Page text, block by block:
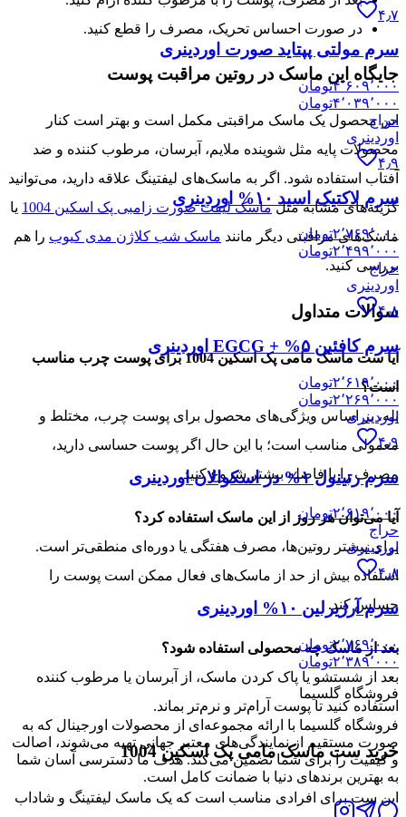
در صورت احساس تحریک، مصرف را قطع کنید.
جایگاه این ماسک در روتین مراقبت پوست
این محصول یک ماسک مراقبتی مکمل است و بهتر است کنار
محصولات پایه مثل شوینده ملایم، آبرسان، مرطوب کننده و ضد
آفتاب استفاده شود. اگر به ماسک‌های لیفتینگ علاقه دارید، می‌توانید
گزینه‌های مشابه مثلماسک لیفت صورت زامبی پک اسکین 1004
یا
ماسک‌های مراقبتی دیگر مانند ماسک شب کلاژن مدی کیوب را هم
بررسی کنید.
سوالات متداول
آیا ست ماسک مامی پک اسکین 1004 برای پوست چرب مناسب
است؟
بله، بر اساس ویژگی‌های محصول برای پوست چرب، مختلط و
معمولی مناسب است؛ با این حال اگر پوست حساسی دارید،
مصرف را با فاصله بیشتر شروع کنید.
آیا می‌توان هر روز از این ماسک استفاده کرد؟
برای بیشتر روتین‌ها، مصرف هفتگی یا دوره‌ای منطقی‌تر است.
استفاده بیش از حد از ماسک‌های فعال ممکن است پوست را
حساس کند.
بعد از ماسک چه محصولی استفاده شود؟
بعد از شستشو یا پاک کردن ماسک، از آبرسان یا مرطوب کننده
استفاده کنید تا پوست آرام‌تر و نرم‌تر بماند.
خرید ست ماسک مامی پک اسکین 1004
این ست برای افرادی مناسب است که یک ماسک لیفتینگ و شاداب
۴٫۷
سرم مولتی پپتاید صورت اوردینری
۴٬۶۰۹٬۰۰۰تومان
۴٬۰۳۹٬۰۰۰تومان
حراج
اوردینری
۴٫۹
سرم لاکتیک اسید ۱۰% اوردینری
۲٬۷۶۹٬۰۰۰تومان
۲٬۴۹۹٬۰۰۰تومان
حراج
اوردینری
۴٫۸
سرم کافئین ۵% + EGCG اوردینری
۲٬۶۱۹٬۰۰۰تومان
۲٬۲۶۹٬۰۰۰تومان
اوردینری
۴٫۹
سرم رتینول ۱% در اسکوالان اوردینری
۲٬۶۱۹٬۰۰۰تومان
حراج
اوردینری
۴٫۸
سرم آرژیرلین ۱۰% اوردینری
۲٬۷۶۹٬۰۰۰تومان
۲٬۳۸۹٬۰۰۰تومان
فروشگاه گلسیما
فروشگاه گلسیما با ارائه مجموعه‌ای از محصولات اورجینال که به
صورت مستقیم از نمایندگی‌های معتبر جهانی تهیه می‌شوند، اصالت
و کیفیت را برای شما تضمین می‌کند. هدف ما دسترسی آسان شما
به بهترین برندهای دنیا با ضمانت کامل است.